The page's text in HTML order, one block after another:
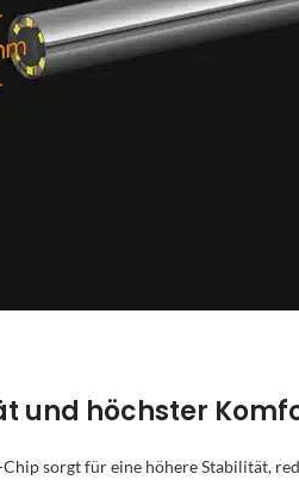
und höchster
sorgt für eine höhere Stabilität,